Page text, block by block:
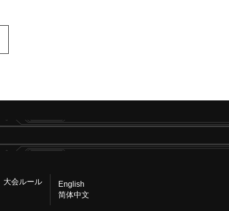
大会ルール
English
简体中文